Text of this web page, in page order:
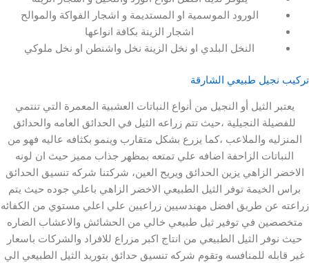
الورود الموسمية او المستديمة و اشجار الفواكة والموالح
اشجار الزينة بكافة انواعها
النخل البلدي او نخل الزينة نخل واشنطن او نخل ملوكي
طبيعي الشارقة
أو النجيل من أنواع النباتات العشبية المعمرة التي تنتمي
النجيلية ،حيث تتم زراعه الثيل في الحدائق العامه والحدائق
والملاعب ،كما يزرع بشكل متقارب وينمو بكثافه عاليه فهو من
الزاحفة اضافه علي تمتعه بمظهر جذاب مميز حيث ان لونه
يزين الحدائق ويريح العين، شركتنا شركه تنسيق الحدائق
توفر الثيل الطبيعي الاخضر الزاهي باعلي جوده حيث يتم
طريق افضل مهندسيين زراعيين علي اعلي مستوي من الكفائه
في توفير ثيل طبيعي خالي من الحشائش والاعشاب الضاره
الثيل الطبيعي من انتاج اكبر مزراع للافراد والشركات باسعار
للمنافسه وتقوم شركه تنسيق حدائق بتوريد الثيل الطبيعي الي